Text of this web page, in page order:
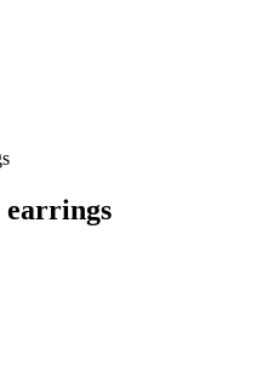
earrings